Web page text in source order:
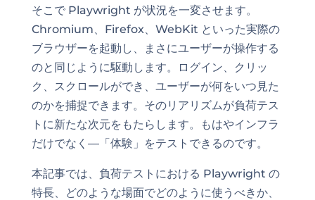
そこで Playwright が状況を一変させます。
Chromium、Firefox、WebKit といった実際の
ブラウザーを起動し、まさにユーザーが操作する
のと同じように駆動します。ログイン、クリッ
ク、スクロールができ、ユーザーが何をいつ見た
のかを捕捉できます。そのリアリズムが負荷テス
トに新たな次元をもたらします。もはやインフラ
だけでなく—「体験」をテストできるのです。
本記事では、負荷テストにおける Playwright の
特長、どのような場面でどのように使うべきか、